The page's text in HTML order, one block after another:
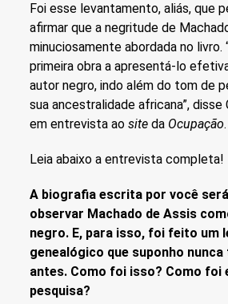
Foi esse levantamento, aliás, que
afirmar que a negritude de
minuciosamente abordada no livro.
primeira obra a apresentá-lo
autor negro, indo além do tom de
sua ancestralidade africana”, disse
em entrevista aositeda Ocupação.
Leia abaixo a entrevista completa!
A biografia escrita por você
observar Machado de Assis
negro. E, para isso, foi feito um
genealógico que suponho
antes. Como foi isso? Como foi
pesquisa?